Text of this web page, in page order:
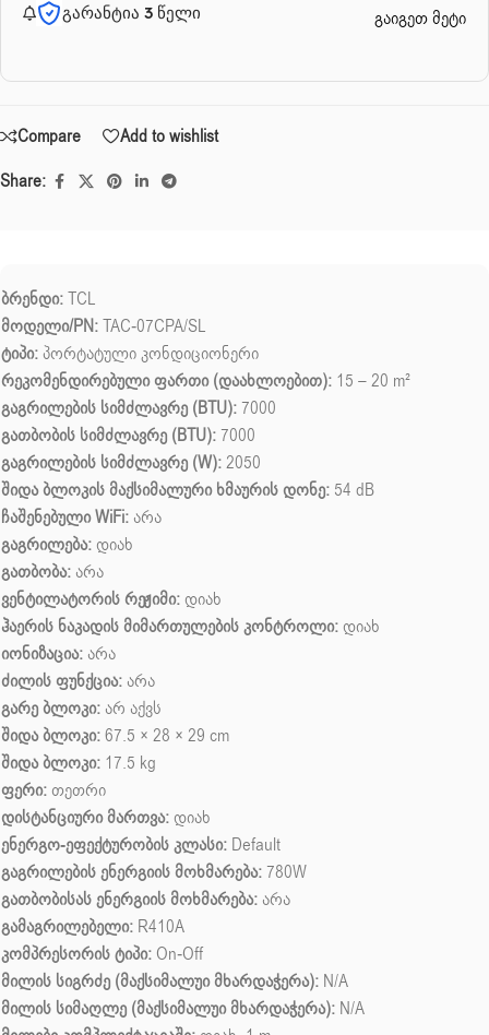
გარანტია 3 წელი გაიგეთ მეტი
Compare
Add to wishlist
Share:
ბრენდი:TCL
მოდელი/PN:TAC-07CPA/SL
ტიპი: პორტატული კონდიციონერი
რეკომენდირებული ფართი (დაახლოებით): 15 – 20 m²
გაგრილების სიმძლავრე (BTU): 7000
გათბობის სიმძლავრე (BTU): 7000
გაგრილების სიმძლავრე (W):2050
შიდა ბლოკის მაქსიმალური ხმაურის დონე: 54 dB
ჩაშენებული WiFi:არა
გაგრილება: დიახ
გათბობა:არა
ვენტილატორის რეჟიმი: დიახ
ჰაერის ნაკადის მიმართულების კონტროლი: დიახ
იონიზაცია:არა
ძილის ფუნქცია:არა
გარე ბლოკი:არ აქვს
შიდა ბლოკი:67.5 × 28 × 29 cm
შიდა ბლოკი: 17.5 kg
ფერი: თეთრი
დისტანციური მართვა: დიახ
ენერგო-ეფექტურობის კლასი: Default
გაგრილების ენერგიის მოხმარება: 780W
გათბობისას ენერგიის მოხმარება:არა
გამაგრილებელი: R410A
კომპრესორის ტიპი: On-Off
მილის სიგრძე (მაქსიმალუი მხარდაჭერა): N/A
მილის სიმაღლე (მაქსიმალუი მხარდაჭერა): N/A